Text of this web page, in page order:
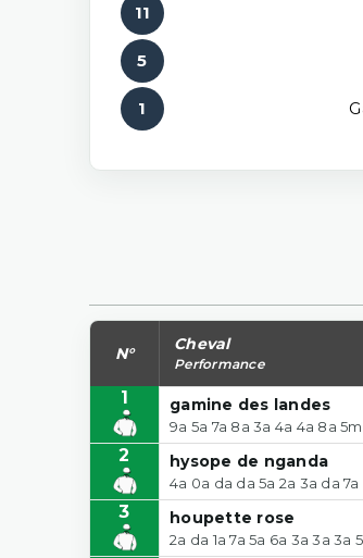
11
5
1
N° Cheval
Performance
1 gamine des landes
9a 5a 7a 8a 3a 4a 4a 8a
2 hysope de nganda
4a 0a da da 5a 2a 3a da 7a
3 houpette rose
2a da 1a 7a 5a 6a 3a 3a 3a